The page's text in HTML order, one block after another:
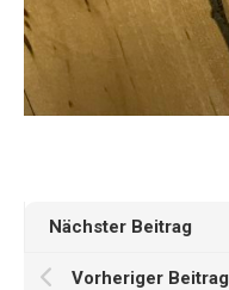
Nächster Beitrag
Vorheriger Beitrag